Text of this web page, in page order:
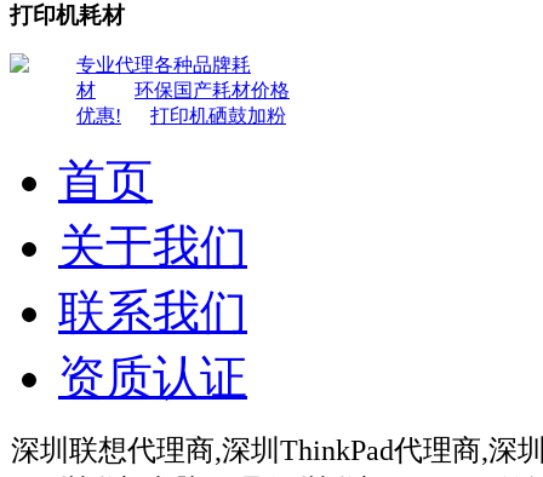
打印机耗材
专业代理各种品牌耗
材
环保国产耗材价格
优惠!
打印机硒鼓加粉
首页
关于我们
联系我们
资质认证
深圳联想代理商,深圳ThinkPad代理商,深